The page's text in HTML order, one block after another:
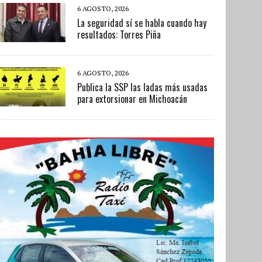
6 AGOSTO, 2026
La seguridad sí se habla cuando hay
resultados: Torres Piña
6 AGOSTO, 2026
Publica la SSP las ladas más usadas
para extorsionar en Michoacán